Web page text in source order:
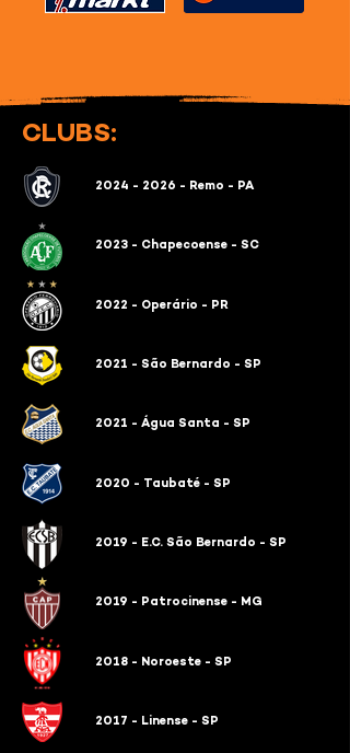
CLUBS:
2024 - 2026 - Remo - PA
2023 - Chapecoense - SC
2022 - Operário - PR
2021 - São Bernardo - SP
2021 - Água Santa - SP
2020 - Taubaté - SP
2019 - E.C. São Bernardo - SP
2019 - Patrocinense - MG
2018 - Noroeste - SP
2017 - Linense - SP